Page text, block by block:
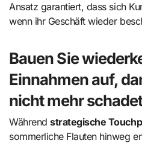
Ansatz garantiert, dass sich
wenn ihr Geschäft wieder
Bauen Sie
Einnahmen auf,
nicht mehr
Währendstrategische
sommerliche Flauten hinweg